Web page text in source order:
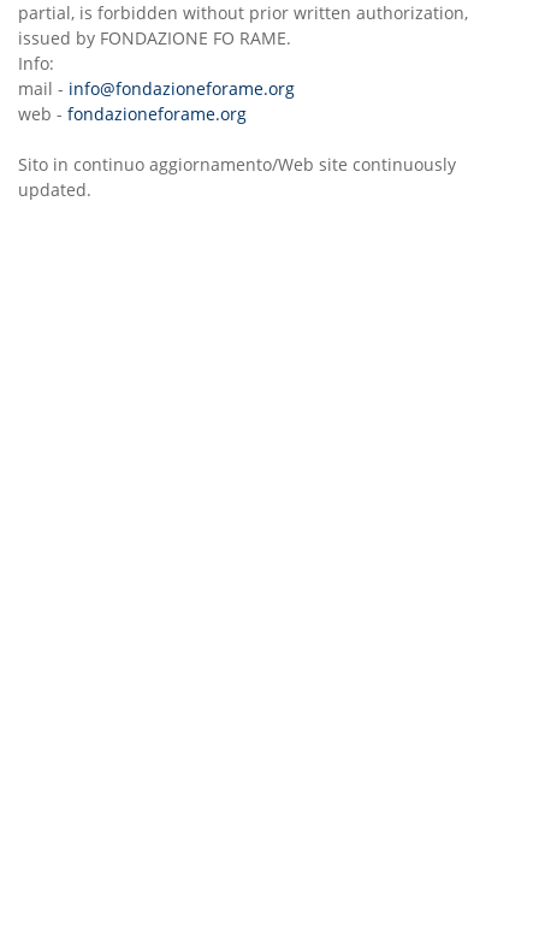
partial, is forbidden without prior written authorization,
issued by FONDAZIONE FO RAME.
Info:
mail - info@fondazioneforame.org
web - fondazioneforame.org
Sito in continuo aggiornamento/Web site continuously
updated.